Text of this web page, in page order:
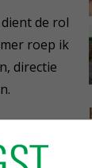
de rol
roep ik
directie
niet
publiek